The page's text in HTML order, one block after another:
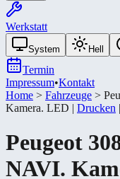
Werkstatt
System Hell
Termin
Impressum•Kontakt
Home > Fahrzeuge >
Kamera. LED | Drucken |
Peugeot
NAVI.